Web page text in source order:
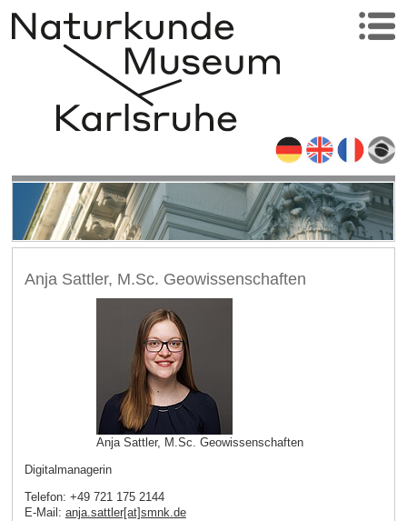
Anja Sattler, M.Sc. Geowissenschaften
Anja Sattler, M.Sc. Geowissenschaften
Digitalmanagerin
Telefon: +49 721 175 2144
E-Mail: anja.sattler[at]smnk.de